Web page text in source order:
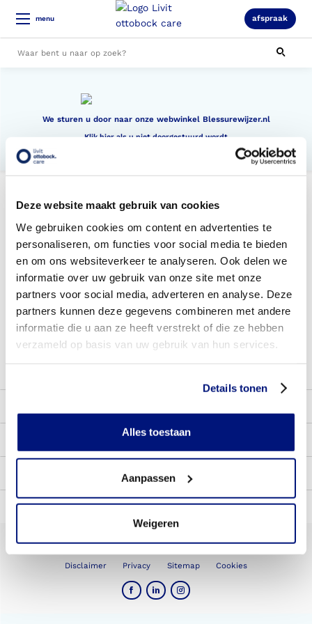
Deze website maakt gebruik van cookies
We gebruiken cookies om content en advertenties te
personaliseren, om functies voor social media te bieden
en om ons websiteverkeer te analyseren. Ook delen we
informatie over uw gebruik van onze site met onze
partners voor social media, adverteren en analyse. Deze
partners kunnen deze gegevens combineren met andere
informatie die u aan ze heeft verstrekt of die ze hebben
verzameld op basis van uw gebruik van hun services.
Details tonen
Alles toestaan
Aanpassen
Weigeren
menu afspraak
We sturen u door naar onze webwinkel Blessurewijzer.nl
Klik hier als u niet doorgestuurd wordt
Telefonisch bereikbaar
(088) 245 20 00
Veelgestelde vragen
Bekijk de veelgestelde vragen
8.3
Over Livit
Copyright 2026 - Livit Ottobock Care
Disclaimer Privacy Sitemap Cookies